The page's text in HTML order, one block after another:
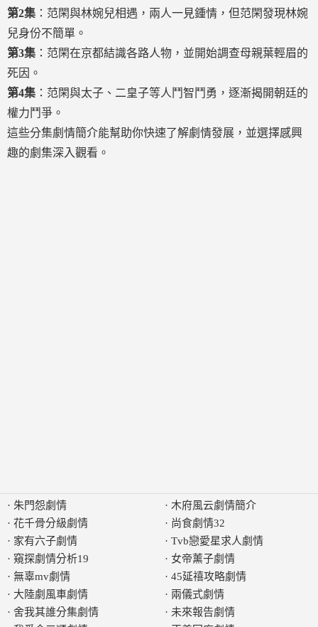
第2集 ：范閑與林婉兒相遇，兩人一見鍾情，但范閑發現林婉
兒身份不簡單。
第3集 ：范閑在京都結識各路人物，並開始調查母親葉輕眉的
死因。
第4集 ：范閑與太子、二皇子等人鬥智鬥勇，逐漸揭開朝廷的
權力鬥爭。
這些分集劇情簡介能幫助你快速了解劇情發展，並選擇感興
趣的劇集深入觀看。
· 朱門怨劇情
· 花千骨分級劇情
· 家有六子劇情
· 窺探劇情分析19
· 無辜mv劇情
· 大陸劇風車劇情
· 舍我其誰分集劇情
· 木府風云劇情簡介
· 尚食劇情32
· Tvb戀愛星求人劇情
· 女帝薰子劇情
· 45延禧攻略劇情
· 兩儀式劇情
· 未來報告劇情